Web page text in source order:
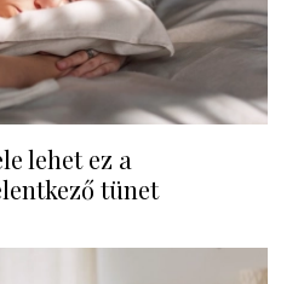
lehet ez a
tünet